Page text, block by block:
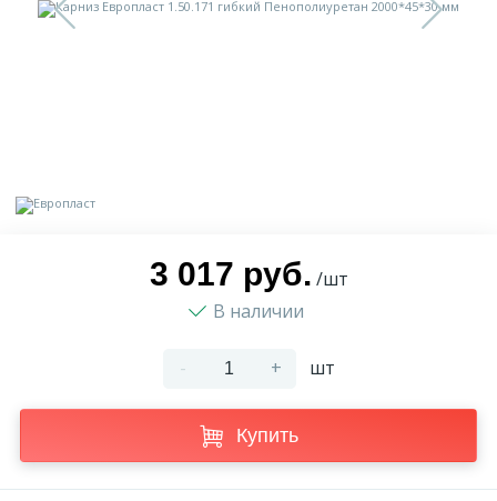
3 017 руб. /шт
В наличии
- + шт
Купить
Доставка
Сотрудничество